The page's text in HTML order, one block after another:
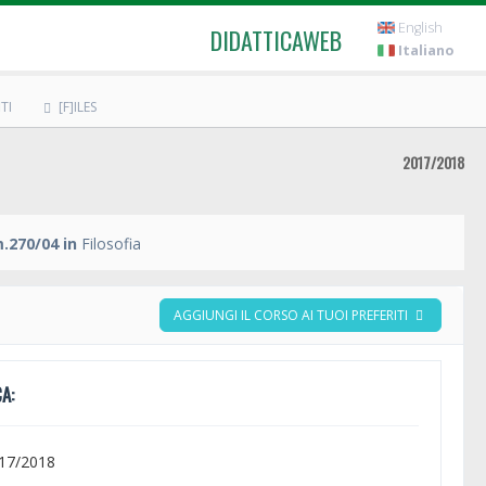
DIDATTICAWEB
English
Italiano
[F]ILES
2017/2018
04 in Filosofia
AGGIUNGI IL CORSO AI TUOI PREFERITI
2018